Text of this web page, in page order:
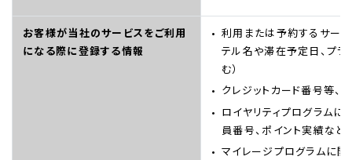
お客様が当社のサービスをご利用
になる際に登録する情報
利用または予約するサー
テル名や滞在予定日、プラ
む）
クレジットカード番号等、
ロイヤリティプログラムに
員番号、ポイント実績など）
マイレージプログラムに関